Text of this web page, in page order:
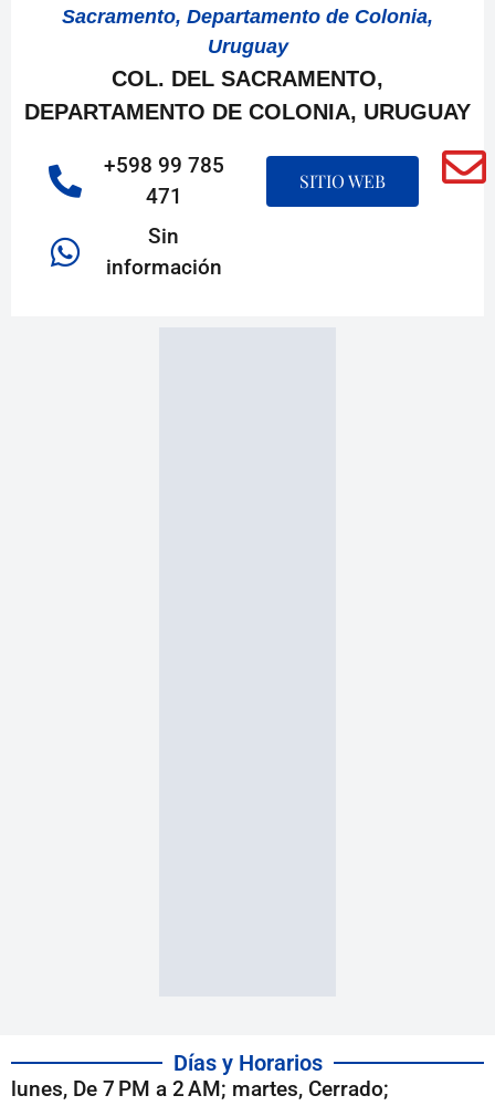
Sacramento, Departamento de Colonia,
Uruguay
COL. DEL SACRAMENTO,
DEPARTAMENTO DE COLONIA, URUGUAY
+598 99 785
471
Sin
información
SITIO WEB
Días y Horarios
lunes, De 7 PM a 2 AM; martes, Cerrado;